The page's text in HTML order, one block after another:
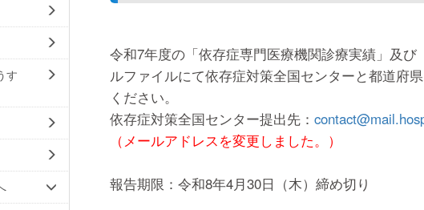
令和7年度の「依存症専門医療機関診療実績」及
ルファイルにて依存症対策全国センターと都道府
ください。
依存症対策全国センター提出先：
（メールアドレスを変更しました。）
報告期限：令和8年4月30日（木）締め切り
す